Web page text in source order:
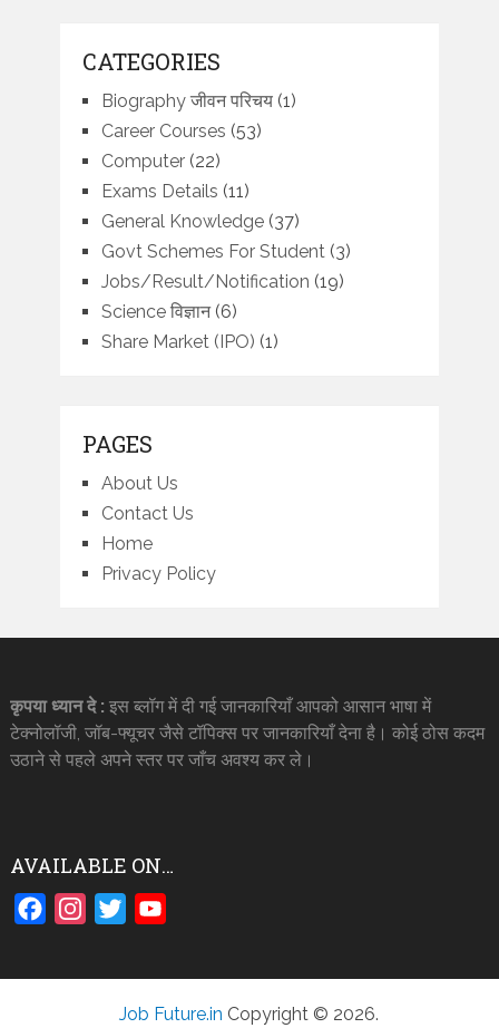
CATEGORIES
Biography जीवन परिचय(1)
Career Courses (53)
Computer(22)
Exams Details (11)
General Knowledge(37)
Govt Schemes For Student (3)
Jobs/Result/Notification (19)
Science विज्ञान(6)
Share Market (IPO) (1)
PAGES
About Us
Contact Us
Home
Privacy Policy
कृपया ध्यान दे : इस ब्लॉग में दी गई जानकारियाँ आपको आसान भाषा में
टेक्नोलॉजी, जॉब-फ्यूचर जैसे टॉपिक्स पर जानकारियाँ देना है। कोई ठोस कदम
उठाने से पहले अपने स्तर पर जाँच अवश्य कर ले।
AVAILABLE ON…
FacebookInstagram
Twitter
Job Future.in Copyright © 2026.